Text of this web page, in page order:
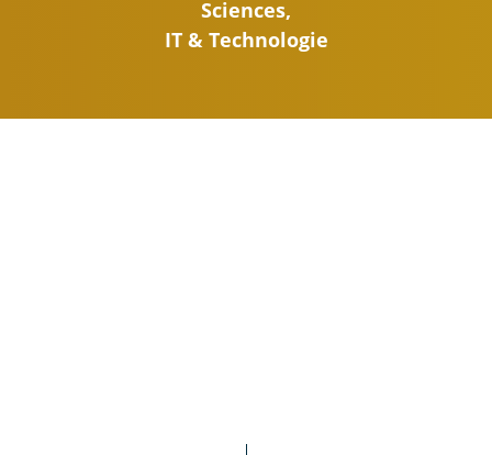
Sciences,
IT & Technologie